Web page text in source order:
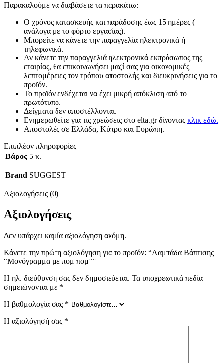
Παρακαλούμε να διαβάσετε τα παρακάτω:
Ο χρόνος κατασκευής και παράδοσης έως 15 ημέρες (
ανάλογα με το φόρτο εργασίας).
Μπορείτε να κάνετε την παραγγελία ηλεκτρονικά ή
τηλεφωνικά.
Αν κάνετε την παραγγελιά ηλεκτρονικά εκπρόσωπος της
εταιρίας, θα επικοινωνήσει μαζί σας για οικονομικές
λεπτομέρειες τον τρόπου αποστολής και διευκρινήσεις για το
προϊόν.
Το προϊόν ενδέχεται να έχει μικρή απόκλιση από το
πρωτότυπο.
Δείγματα δεν αποστέλλονται.
Ενημερωθείτε για τις χρεώσεις στο elta.gr δίνοντας κλικ εδώ.
Αποστολές σε Ελλάδα, Κύπρο και Ευρώπη.
Επιπλέον πληροφορίες
Βάρος 5 κ.
Brand SUGGEST
Αξιολογήσεις (0)
Αξιολογήσεις
Δεν υπάρχει καμία αξιολόγηση ακόμη.
Κάνετε την πρώτη αξιολόγηση για το προϊόν: “Λαμπάδα Βάπτισης
“Μονόγραμμα με πομ πομ””
Η ηλ. διεύθυνση σας δεν δημοσιεύεται. Τα υποχρεωτικά πεδία
σημειώνονται με *
Η βαθμολογία σας *
Η αξιολόγησή σας *